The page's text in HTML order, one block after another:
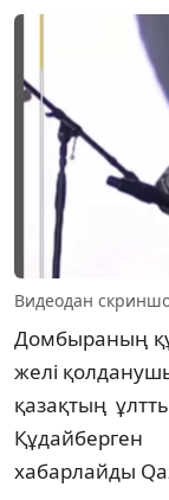
Видеодан
Домбыраның
желі
қазақтың
хабарлайды